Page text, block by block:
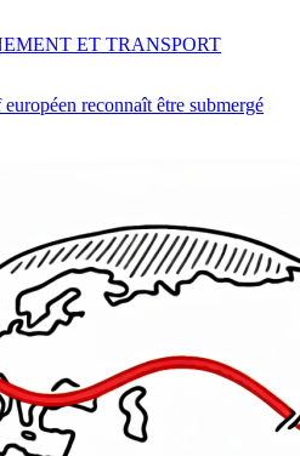
reconnaît être submergé
ET TRANSPORT